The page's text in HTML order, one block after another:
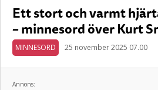
Ett stort och varmt
– minnesord över Kurt
MINNESORD 25 november 2025 07.00
Annons: